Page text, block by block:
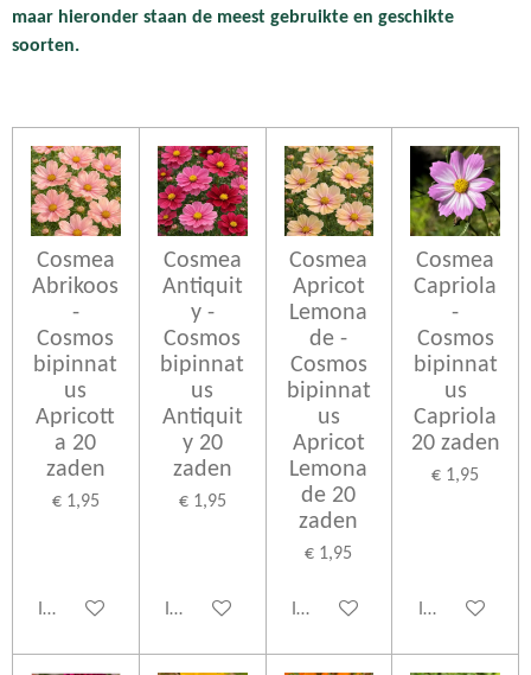
maar hieronder staan de meest gebruikte en geschikte
soorten.
Cosmea
Abrikoos
-
Cosmos
bipinnat
us
Apricott
a 20
zaden
€ 1,95
In winkelwagen
Cosmea
Antiquit
y -
Cosmos
bipinnat
us
Antiquit
y 20
zaden
€ 1,95
In winkelwagen
Cosmea
Apricot
Lemona
de -
Cosmos
bipinnat
us
Apricot
Lemona
de 20
zaden
€ 1,95
In winkelwagen
Cosmea
Capriola
-
Cosmos
bipinnat
us
Capriola
20 zaden
€ 1,95
In